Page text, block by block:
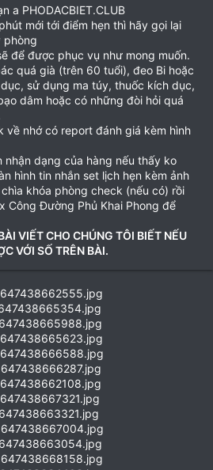
a PHODACBIET.CLUB
mới tới điểm hẹn thì hãy gọi lại
phòng
để được phục vụ như mong muốn.
quá già (trên 60 tuổi), đeo Bi hoặc
sử dụng ma túy, thuốc kích dục,
dâm hoặc có những đòi hỏi quá
về nhớ có report đánh giá kèm hình
dạng của hàng nếu thấy ko
hình tin nhắn set lịch hẹn kèm ảnh
khóa phòng check (nếu có) rồi
Công Đường Phủ Khai Phong để
VIẾT CHO CHÚNG TÔI BIẾT NẾU
VỚI SỐ TRÊN BÀI.